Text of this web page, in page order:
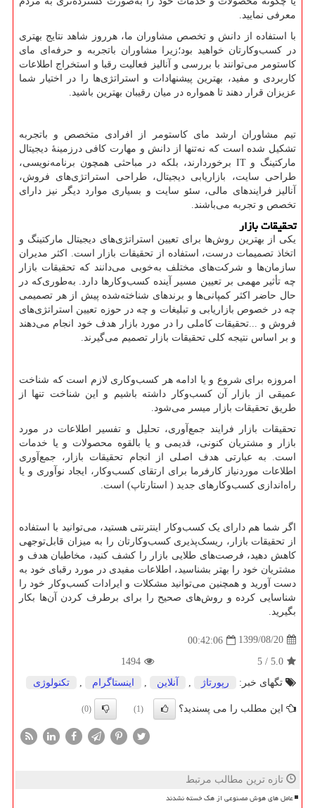
معرفی نمایید.
با استفاده از دانش و تخصص مشاوران ما، هرروز شاهد نتایج بهتری
در کسب‌وکارتان خواهید بود؛زیرا مشاوران باتجربه و حرفه‌ای مای
کاستومر می‌توانند با بررسی و آنالیز فعالیت رقبا و استخراج اطلاعات
کاربردی و مفید، بهترین پیشنهادات و استراتژی‌ها را در اختیار شما
عزیزان قرار دهند تا همواره در میان رقیبان بهترین باشید.
تیم مشاوران ارشد مای کاستومر از افرادی متخصص و باتجربه
تشکیل شده است که نه‌تنها از دانش و مهارت کافی درزمینهٔ دیجیتال
مارکتینگ و IT برخوردارند، بلکه در مباحثی همچون برنامه‌نویسی،
طراحی سایت، بازاریابی دیجیتال، طراحی استراتژی‌های فروش،
آنالیز فرایندهای مالی، سئو سایت و بسیاری موارد دیگر نیز دارای
تخصص و تجربه می‌باشند.
تحقیقات بازار
یکی از بهترین روش‌ها برای تعیین استراتژی‌های دیجیتال مارکتینگ و
اتخاذ تصمیمات درست، استفاده از تحقیقات بازار است. اکثر مدیران
سازمان‌ها و شرکت‌های مختلف به‌خوبی می‌دانند که تحقیقات بازار
چه تأثیر مهمی بر تعیین مسیر آینده کسب‌وکارها دارد. به‌طوری‌که در
حال حاضر اکثر کمپانی‌ها و برندهای شناخته‌شده پیش از هر تصمیمی
چه در خصوص بازاریابی و تبلیغات و چه در حوزه تعیین استراتژی‌های
فروش و ...تحقیقات کاملی را در مورد بازار هدف خود انجام می‌دهند
و بر اساس نتیجه کلی تحقیقات بازار تصمیم می‌گیرند.
امروزه برای شروع و یا ادامه هر کسب‌وکاری لازم است که شناخت
عمیقی از بازار آن کسب‌وکار داشته باشیم و این شناخت تنها از
طریق تحقیقات بازار میسر می‌شود.
تحقیقات بازار فرایند جمع‌آوری، تحلیل و تفسیر اطلاعات در مورد
بازار و مشتریان کنونی، قدیمی و یا بالقوه محصولات و یا خدمات
است. به عبارتی هدف اصلی از انجام تحقیقات بازار، جمع‌آوری
اطلاعات موردنیاز کارفرما برای ارتقای کسب‌وکار، ایجاد نوآوری و یا
راه‌اندازی کسب‌وکارهای جدید ( استارتاپ) است.
اگر شما هم دارای یک کسب‌وکار اینترنتی هستید، می‌توانید با استفاده
از تحقیقات بازار، ریسک‌پذیری کسب‌وکارتان را به میزان قابل‌توجهی
کاهش دهید، فرصت‌های طلایی بازار را کشف کنید، مخاطبان هدف و
مشتریان خود را بهتر بشناسید، اطلاعات مفیدی در مورد رقبای خود به
دست آورید و همچنین می‌توانید مشکلات و ایرادات کسب‌وکار خود را
شناسایی کرده و روش‌های صحیح را برای برطرف کردن آن‌ها بکار
بگیرید.
1399/08/20
00:42:06
5.0
/
5
1494
تگهای خبر:
رپورتاژ آنلاین اینستاگرام تكنولوژی
این مطلب را می پسندید؟ (1)
(0)
تازه ترین مطالب مرتبط
عامل های هوش مصنوعی از هک خسته نشدند